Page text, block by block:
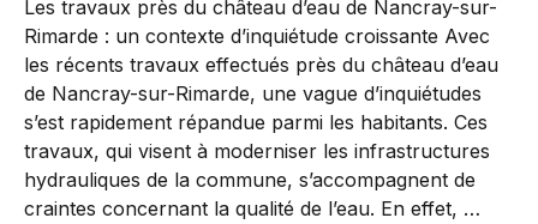
Les travaux près du château d’eau de Nancray-sur-
Rimarde : un contexte d’inquiétude croissante Avec
les récents travaux effectués près du château d’eau
de Nancray-sur-Rimarde, une vague d’inquiétudes
s’est rapidement répandue parmi les habitants. Ces
travaux, qui visent à moderniser les infrastructures
hydrauliques de la commune, s’accompagnent de
craintes concernant la qualité de l’eau. En effet, …